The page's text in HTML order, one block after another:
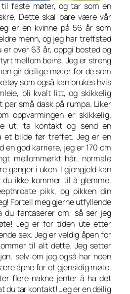
faste møter, og tar som en
Dette skal bare være vår
er en kvinne på 56 år som
menn, og jeg har treffsted
er over 63 år, oppgi bosted og
mellom beina. Jeg er streng
gir deilige møter for de som
som også kan brukes hvis
bli kvalt litt, og skikkelig
par små dask på rumpa. Liker
oppvarmingen er skikkelig.
ut, ta kontakt og send en
et bilde før treffet. Jeg er en
en god karriere, jeg er 170 cm
mellommørkt hår, normale
ganger i uken. I gjengjeld kan
ikke kommer til å glemme.
pikk, og pikken din
Fortell meg gjerne utfyllende
du fantaserer om, så ser jeg
Jeg er for tiden ute etter
sex. Jeg er veldig åpen for
til alt dette. Jeg setter
selv om jeg også har noen
åpne for et gjensidig møte,
flere nakne jenter å ha det
du tar kontakt! Jeg er en deilig